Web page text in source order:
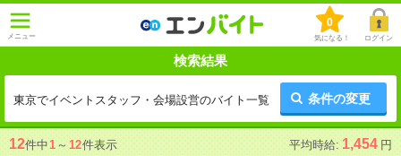
メニュー
0
気になる！ ログイン
検索結果
東京でイベントスタッフ・会場設営のバイト一覧 条件の変更
12件中1 ～ 12件表示 平均時給: 1,454 円